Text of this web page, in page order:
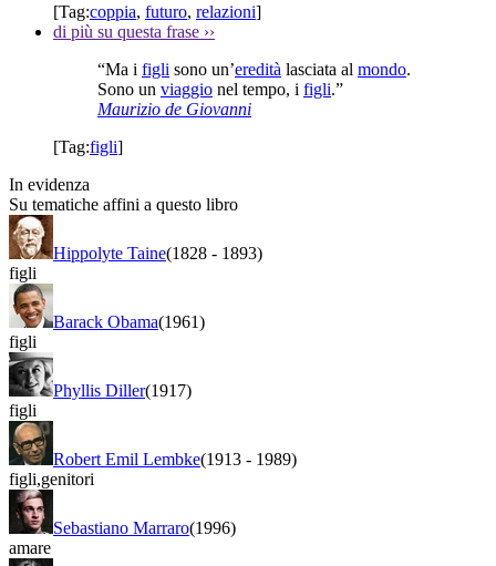
[Tag:coppia, futuro, relazioni]
di più su questa frase ››
“Ma i figli sono un’eredità lasciata al mondo.
Sono un viaggio nel tempo, i figli.”
Maurizio de Giovanni
[Tag:figli]
In evidenza
Su tematiche affini a questo libro
Hippolyte Taine(1828 - 1893)
figli
Barack Obama(1961)
figli
Phyllis Diller(1917)
figli
Robert Emil Lembke(1913 - 1989)
figli,genitori
Sebastiano Marraro(1996)
amare